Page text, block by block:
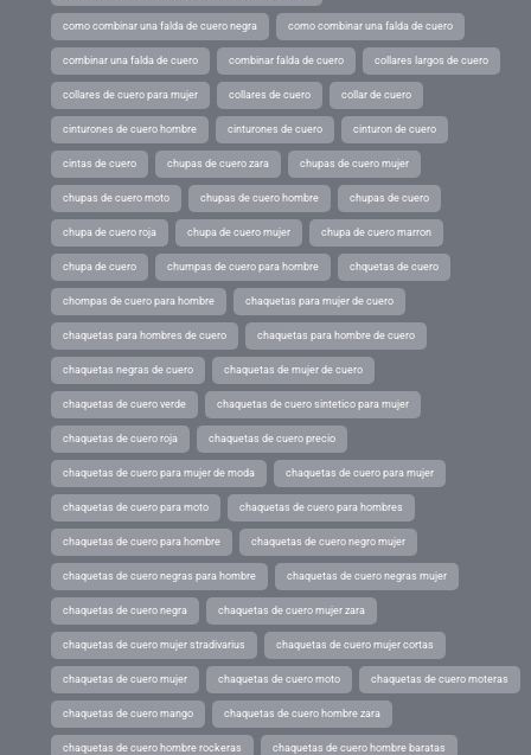
como combinar una falda de cuero negra como combinar una falda de cuero
combinar una falda de cuero combinar falda de cuero collares largos de cuero
collares de cuero para mujer collares de cuero collar de cuero
cinturones de cuero hombre cinturones de cuero cinturon de cuero
cintas de cuero chupas de cuero zara chupas de cuero mujer
chupas de cuero moto chupas de cuero hombre chupas de cuero
chupa de cuero roja chupa de cuero mujer chupa de cuero marron
chupa de cuero chumpas de cuero para hombre chquetas de cuero
chompas de cuero para hombre chaquetas para mujer de cuero
chaquetas para hombres de cuero chaquetas para hombre de cuero
chaquetas negras de cuero chaquetas de mujer de cuero
chaquetas de cuero verde chaquetas de cuero sintetico para mujer
chaquetas de cuero roja chaquetas de cuero precio
chaquetas de cuero para mujer de moda chaquetas de cuero para mujer
chaquetas de cuero para moto chaquetas de cuero para hombres
chaquetas de cuero para hombre chaquetas de cuero negro mujer
chaquetas de cuero negras para hombre chaquetas de cuero negras mujer
chaquetas de cuero negra chaquetas de cuero mujer zara
chaquetas de cuero mujer stradivarius chaquetas de cuero mujer cortas
chaquetas de cuero mujer chaquetas de cuero moto chaquetas de cuero moteras
chaquetas de cuero mango chaquetas de cuero hombre zara
chaquetas de cuero hombre rockeras chaquetas de cuero hombre baratas